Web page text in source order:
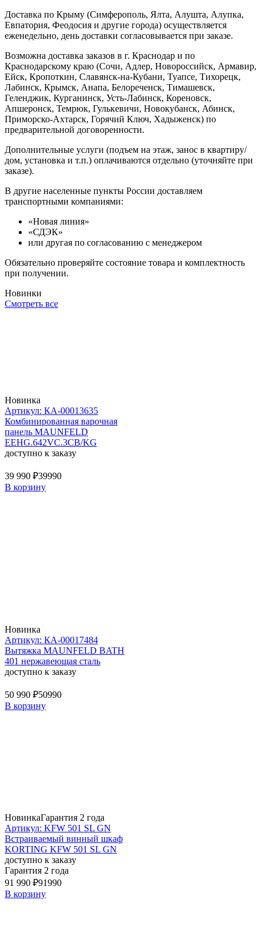
Доставка по Крыму (Симферополь, Ялта, Алушта, Алупка,
Евпатория, Феодосия и другие города) осуществляется
еженедельно, день доставки согласовывается при заказе.
Возможна доставка заказов в г. Краснодар и по
Краснодарскому краю (Сочи, Адлер, Новороссийск, Армавир,
Ейск, Кропоткин, Славянск-на-Кубани, Туапсе, Тихорецк,
Лабинск, Крымск, Анапа, Белореченск, Тимашевск,
Геленджик, Курганинск, Усть-Лабинск, Кореновск,
Апшеронск, Темрюк, Гулькевичи, Новокубанск, Абинск,
Приморско-Ахтарск, Горячий Ключ, Хадыженск) по
предварительной договоренности.
Дополнительные услуги (подъем на этаж, занос в квартиру/
дом, установка и т.п.) оплачиваются отдельно (уточняйте при
заказе).
В другие населенные пункты России доставляем
транспортными компаниями:
«Новая линия»
«СДЭК»
или другая по согласованию с менеджером
Обязательно проверяйте состояние товара и комплектность
при получении.
Новинки
Смотреть все
Новинка
Артикул: КА-00013635
Комбинированная варочная
панель MAUNFELD
EEHG.642VC.3CB/KG
доступно к заказу
39 990 ₽39990
В корзину
Новинка
Артикул: КА-00017484
Вытяжка MAUNFELD BATH
401 нержавеющая сталь
доступно к заказу
50 990 ₽50990
В корзину
НовинкаГарантия 2 года
Артикул: KFW 501 SL GN
Встраиваемый винный шкаф
KORTING KFW 501 SL GN
доступно к заказу
Гарантия 2 года
91 990 ₽91990
В корзину